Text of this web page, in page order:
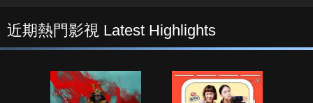
近期熱門影視 Latest Highlights